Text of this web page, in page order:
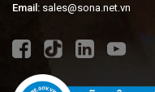
Email: sales@sona.net.vn